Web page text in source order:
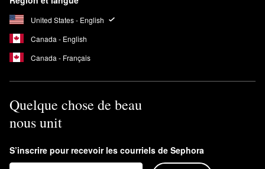
United States - English
Canada - English
Canada - Français
Quelque chose de beau
nous unit
S’inscrire pour recevoir les courriels de Sephora